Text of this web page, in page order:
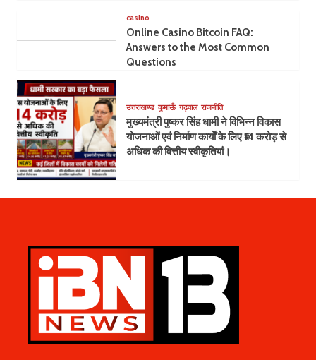
casino
Online Casino Bitcoin FAQ:
Answers to the Most Common
Questions
उत्तराखण्ड कुमाऊँ गढ़वाल राजनीति
मुख्यमंत्री पुष्कर सिंह धामी ने विभिन्न विकास
योजनाओं एवं निर्माण कार्यों के लिए ₹14 करोड़ से
अधिक की वित्तीय स्वीकृतियां।